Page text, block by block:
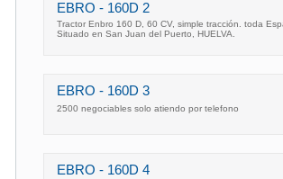
EBRO - 160D 2
Tractor Enbro 160 D, 60 CV, simple tracción. toda
Situado en San Juan del Puerto, HUELVA.
EBRO - 160D 3
2500 negociables solo atiendo por telefono
EBRO - 160D 4